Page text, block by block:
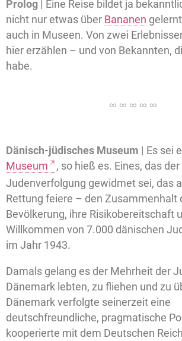
Prolog |
Eine Reise bildet ja
nicht nur etwas über Bananen
auch in Museen. Von zwei
hier erzählen – und von Bekannten,
habe.
Dänisch-jüdisches Museum | Es sei
Museum
, so hieß es. Eines, das der
Judenverfolgung gewidmet sei, das
Rettung feiere – den Zusammenhalt
Bevölkerung, ihre Risikobereitschaft
Willkommen von 7.000 dänischen
im Jahr 1943.
Damals gelang es der Mehrheit der
Dänemark lebten, zu fliehen und zu
Dänemark verfolgte seinerzeit eine
deutschfreundliche, pragmatische
kooperierte mit dem Deutschen